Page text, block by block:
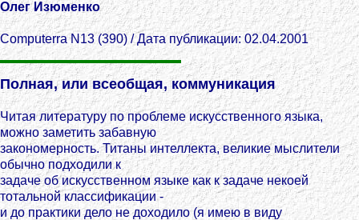
Олег Изюменко
Computerra N13 (390) / Дата публикации: 02.04.2001
Полная, или всеобщая, коммуникация
Читая литературу по проблеме искусственного языка,
можно заметить забавную
закономерность. Титаны интеллекта, великие мыслители
обычно подходили к
задаче об искусственном языке как к задаче некоей
тотальной классификации -
и до практики дело не доходило (я имею в виду